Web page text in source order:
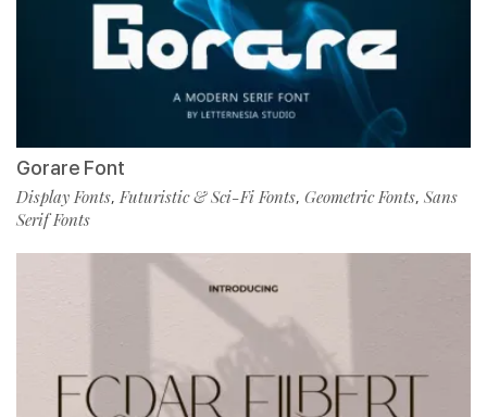
Gorare Font
Display Fonts,Futuristic & Sci-Fi Fonts, Geometric Fonts, Sans
Serif Fonts